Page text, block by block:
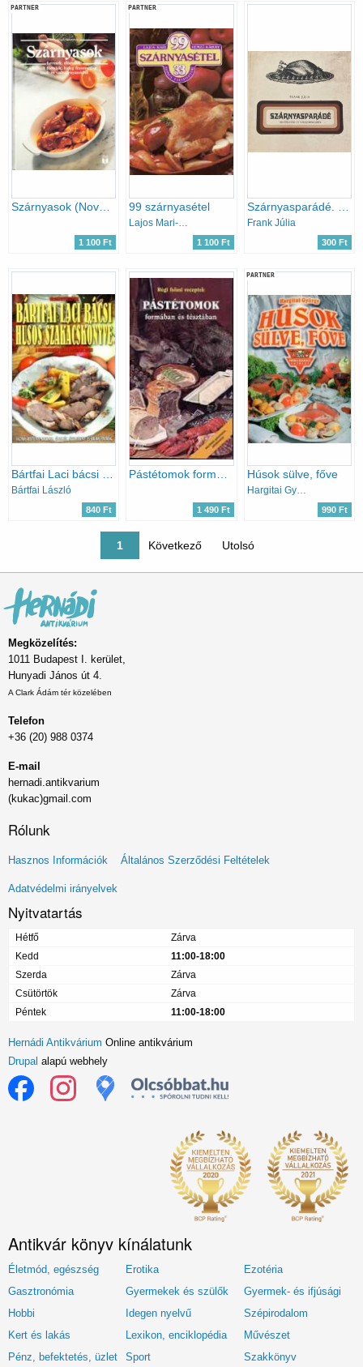
PARTNER
Szárnyasok (Nova Szakácskönyvek)
1 100 Ft
PARTNER
99 szárnyasétel
Lajos Mari-Hemző Károly
1 100 Ft
Szárnyasparádé. 460 étel házi- és vadszárnyasból
Frank Júlia
300 Ft
Bártfai László
840 Ft 1 490 Ft
PARTNER
Húsok sülve, főve
Hargitai György
990 Ft
Jelenlegi oldal
1 Következő oldal
Következő Utolsó oldal
Utolsó
Megközelítés:
1011 Budapest I. kerület,
Hunyadi János út 4.
A Clark Ádám tér közelében
Telefon
+36 (20) 988 0374
E-mail
hernadi.antikvarium
(kukac)gmail.com
Rólunk
Lábléc
menü
Hasznos Információk Általános Szerződési Feltételek
Adatvédelmi irányelvek
Nyitvatartás
Hétfő
Zárva
Kedd
11:00-18:00
Szerda
Zárva
Csütörtök
Zárva
Péntek
11:00-18:00
Hernádi Antikvárium Online antikvárium
Drupal alapú webhely
Antikvár könyv kínálatunk
Életmód, egészség Erotika
Ezotéria
Gasztronómia
Gyermekek és szülők
Gyermek- és ifjúsági
Hobbi
Idegen nyelvű
Szépirodalom
Kert és lakás
Lexikon, enciklopédia
Művészet
Pénz, befektetés, üzlet
Sport Szakkönyv